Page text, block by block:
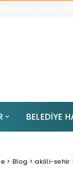
BELEDİYE
> Blog > akilli-sehir